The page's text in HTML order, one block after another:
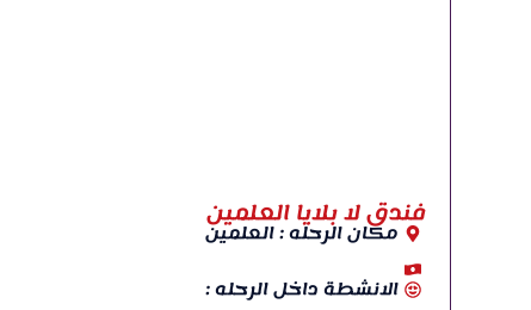
فندق لا بلايا العلمين
مكان الرحله : العلمين
الانشطة داخل الرحله :